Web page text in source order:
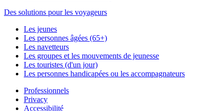
Des solutions pour les voyageurs
Les jeunes
Les personnes âgées (65+)
Les navetteurs
Les groupes et les mouvements de jeunesse
Les touristes (d'un jour)
Les personnes handicapées ou les accompagnateurs
Professionnels
Privacy
Accessibilité